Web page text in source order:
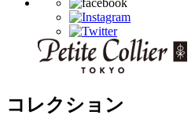
コレクション